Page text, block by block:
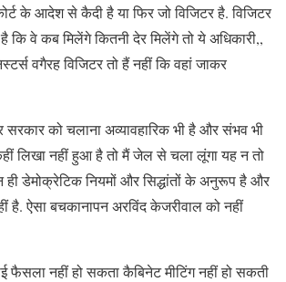
के आदेश से कैदी है या फिर जो विजिटर है. विजिटर
कि वे कब मिलेंगे कितनी देर मिलेंगे तो ये अधिकारी,,
वगैरह विजिटर तो हैं नहीं कि वहां जाकर
को चलाना अव्यावहारिक भी है और संभव भी
लिखा नहीं हुआ है तो मैं जेल से चला लूंगा यह न तो
डेमोक्रेटिक नियमों और सिद्धांतों के अनुरूप है और
है. ऐसा बचकानापन अरविंद केजरीवाल को नहीं
फैसला नहीं हो सकता कैबिनेट मीटिंग नहीं हो सकती